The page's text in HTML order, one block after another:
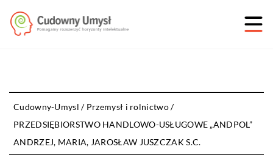
Cudowny-Umysl / Przemysł i rolnictwo/
PRZEDSIĘBIORSTWO HANDLOWO-USŁUGOWE „ANDPOL”
ANDRZEJ, MARIA, JAROSŁAW JUSZCZAK S.C.